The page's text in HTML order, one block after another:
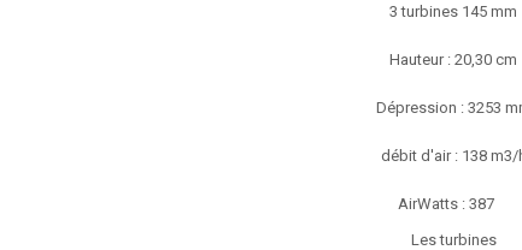
3 turbines 145 mm
Hauteur : 20,30 cm
Dépression : 3253
débit d'air : 138 m3/
AirWatts : 387
Les turbines